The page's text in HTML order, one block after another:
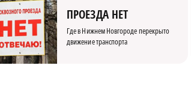
ПРОЕЗДА НЕТ
Где в Нижнем Новгороде перекрыто
движение транспорта